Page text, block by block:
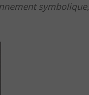
symbolique,